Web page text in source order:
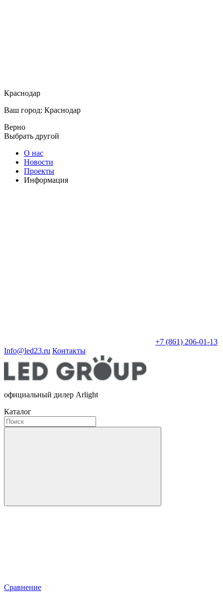
Краснодар
Ваш город: Краснодар
Верно
Выбрать другой
О нас
Новости
Проекты
Информация
+7 (861) 206-01-13
Info@led23.ru Контакты
официальный дилер Arlight
Каталог
Сравнение